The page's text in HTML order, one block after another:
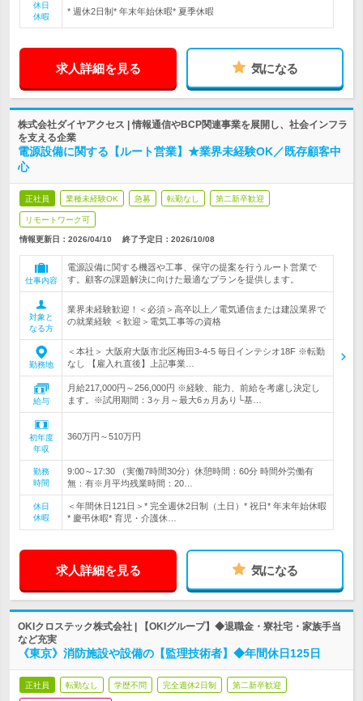
休日
休暇
* 週休2日制* 年末年始休暇* 夏季休暇
求人詳細を見る 気になる
株式会社ダイヤアクセス | 情報通信やBCP関連事業を展開し、社会インフラ
を支える企業
電源設備に関する【ルート営業】★業界未経験OK／既存顧客中
心
正社員 業種未経験OK 急募 転勤なし 第二新卒歓迎
リモートワーク可
情報更新日：2026/04/10 終了予定日： 2026/10/08
仕事内容
電源設備に関する機器や工事、保守の提案を行うルート営業で
す。顧客の課題解決に向けた最適なプランを提供します。
対象と
なる方
業界未経験歓迎！＜必須＞高卒以上／電気通信または建設業界で
の就業経験 ＜歓迎＞電気工事等の資格
勤務地
＜本社＞ 大阪府大阪市北区梅田3-4-5 毎日インテシオ18F ※転勤
なし 【雇入れ直後】上記事業…
給与
月給217,000円～256,000円 ※経験、能力、前給を考慮し決定し
ます。※試用期間：3ヶ月～最大6ヵ月あり└基…
初年度
年収
360万円～510万円
勤務
時間
9:00～17:30 （実働7時間30分）休憩時間：60分 時間外労働有
無：有※月平均残業時間：20…
休日
休暇
＜年間休日121日＞* 完全週休2日制（土日）* 祝日* 年末年始休暇
* 慶弔休暇* 育児・介護休…
求人詳細を見る 気になる
OKIクロステック株式会社 | 【OKIグループ】◆退職金・寮社宅・家族手当
など充実
《東京》消防施設や設備の【監理技術者】◆年間休日125日
正社員 転勤なし 学歴不問 完全週休2日制 第二新卒歓迎